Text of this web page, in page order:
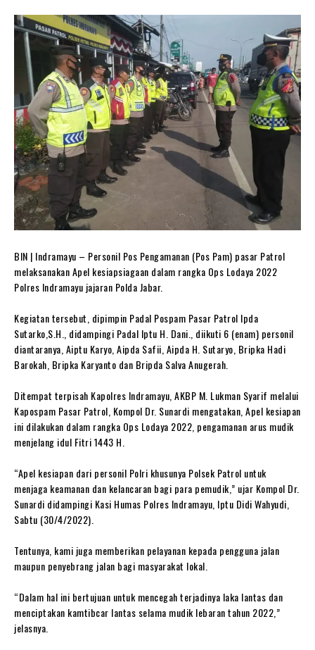
BIN | Indramayu – Personil Pos Pengamanan (Pos Pam) pasar Patrol
melaksanakan Apel kesiapsiagaan dalam rangka Ops Lodaya 2022
Polres Indramayu jajaran Polda Jabar.
Kegiatan tersebut, dipimpin Padal Pospam Pasar Patrol Ipda
Sutarko,S.H., didampingi Padal Iptu H. Dani., diikuti 6 (enam) personil
diantaranya, Aiptu Karyo, Aipda Safii, Aipda H. Sutaryo, Bripka Hadi
Barokah, Bripka Karyanto dan Bripda Salva Anugerah.
Ditempat terpisah Kapolres Indramayu, AKBP M. Lukman Syarif melalui
Kapospam Pasar Patrol, Kompol Dr. Sunardi mengatakan, Apel kesiapan
ini dilakukan dalam rangka Ops Lodaya 2022, pengamanan arus mudik
menjelang idul Fitri 1443 H.
“Apel kesiapan dari personil Polri khusunya Polsek Patrol untuk
menjaga keamanan dan kelancaran bagi para pemudik,” ujar Kompol Dr.
Sunardi didampingi Kasi Humas Polres Indramayu, Iptu Didi Wahyudi,
Sabtu (30/4/2022).
Tentunya, kami juga memberikan pelayanan kepada pengguna jalan
maupun penyebrang jalan bagi masyarakat lokal.
“Dalam hal ini bertujuan untuk mencegah terjadinya laka lantas dan
menciptakan kamtibcar lantas selama mudik lebaran tahun 2022,”
jelasnya.